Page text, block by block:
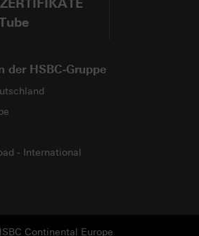
der HSBC-Gruppe
- International
Continental Europe